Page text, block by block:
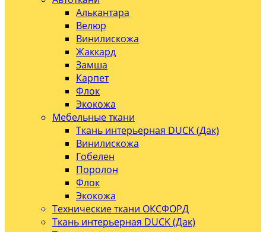
Алькантара
Велюр
Винилискожа
Жаккард
Замша
Карпет
Флок
Экокожа
Мебельные ткани
Ткань интерьерная DUCK (Дак)
Винилискожа
Гобелен
Поролон
Флок
Экокожа
Технические ткани ОКСФОРД
Ткань интерьерная DUCK (Дак)